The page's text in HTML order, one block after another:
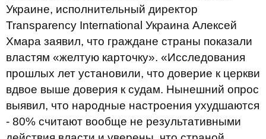
Украине, исполнительный директор
Transparency International Украина Алексей
Хмара заявил, что граждане страны показали
властям «желтую карточку». «Исследования
прошлых лет установили, что доверие к церкви
вдвое выше доверия к судам. Нынешний опрос
выявил, что народные настроения ухудшаются
- 80% считают вообще не результативными